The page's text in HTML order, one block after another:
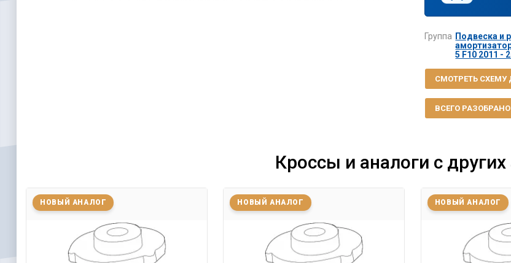
Группа Подвеска и
5 F10 2011 -
СМОТРЕТЬ СХЕМУ
ВСЕГО РАЗОБРАНО
Кроссы и аналоги с других
НОВЫЙ АНАЛОГ НОВЫЙ АНАЛОГ НОВЫЙ АНАЛОГ